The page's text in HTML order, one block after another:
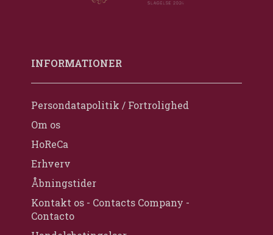
INFORMATIONER
Persondatapolitik / Fortrolighed
Om os
HoReCa
Erhverv
Åbningstider
Kontakt os - Contacts Company -
Contacto